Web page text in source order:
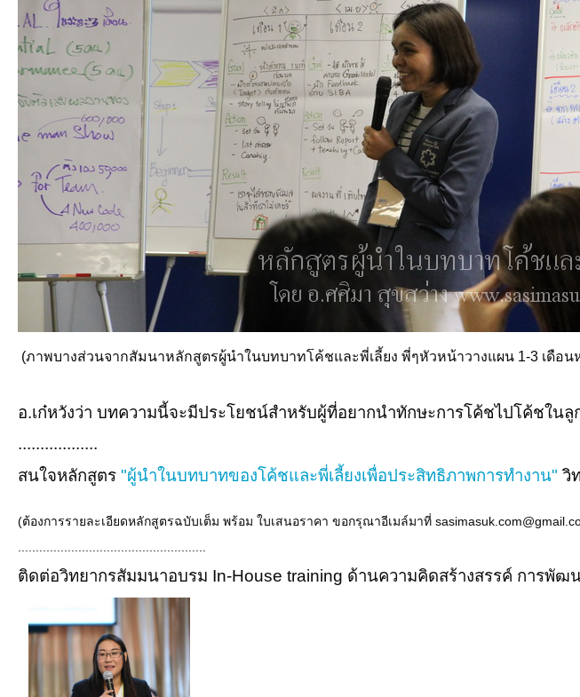
(ภาพบางส่วนจากสัมนาหลักสูตรผู้นำในบทบาทโค้ชและพี่เลี้ยง พี่ๆหัวหน้าวางแผน 1-3 เดือ
อ.เก๋หวังว่า บทความนี้จะมีประโยชน์สำหรับผู้ที่อยากนำทักษะการโค้ชไปโค้ชใน
..................
สนใจหลักสูตร "ผู้นำในบทบาทของโค้ชและพี่เลี้ยงเพื่อประสิทธิภาพการทำงาน" วิ
(ต้องการรายละเอียดหลักสูตรฉบับเต็ม พร้อม ใบเสนอราคา ขอกรุณาอีเมล์มาที่
ติดต่อวิทยากรสัมมนาอบรม In-House training ด้านความคิดสร้างสรรค์ การพั